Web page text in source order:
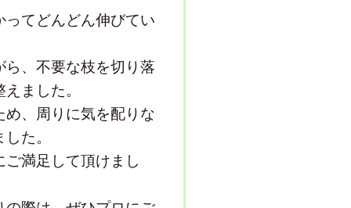
てどんどん伸びてい
、不要な枝を切り落
ました。
、周りに気を配りな
た。
満足して頂けまし